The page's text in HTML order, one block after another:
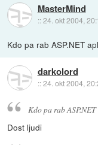
MasterMind
::24. okt 2004,
Kdo pa rab ASP.NET
darkolord
::24. okt 2004,
Kdo pa rab
Dost ljudi